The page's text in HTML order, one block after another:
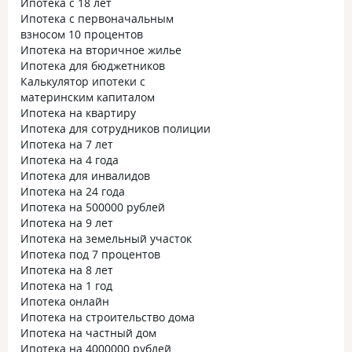
Ипотека с первоначальным
взносом 10 процентов
Ипотека на вторичное жилье
Ипотека для бюджетников
Калькулятор ипотеки с
материнским капиталом
Ипотека на квартиру
Ипотека для сотрудников полиции
Ипотека на 7 лет
Ипотека на 4 года
Ипотека для инвалидов
Ипотека на 24 года
Ипотека на 500000 рублей
Ипотека на 9 лет
Ипотека на земельный участок
Ипотека под 7 процентов
Ипотека на 8 лет
Ипотека на 1 год
Ипотека онлайн
Ипотека на строительство дома
Ипотека на частный дом
Ипотека на 4000000 рублей